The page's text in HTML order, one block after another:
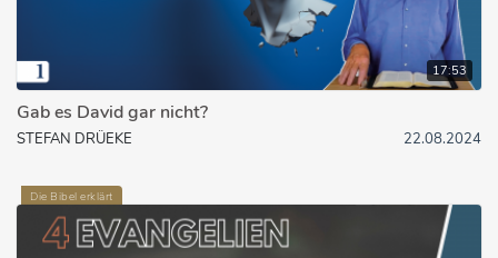
17:53
Gab es David gar nicht?
STEFAN DRÜEKE 22.08.2024
Die Bibel erklärt